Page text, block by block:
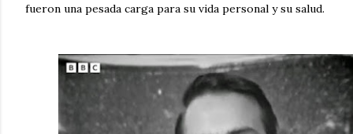
fueron una pesada carga para su vida personal y su salud.